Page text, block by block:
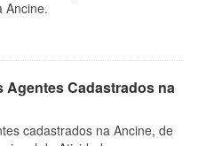
Ancine.
Cadastrados na
cadastrados na Ancine, de